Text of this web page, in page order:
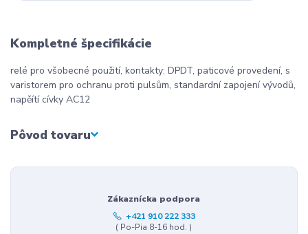
Kompletné špecifikácie
relé pro všobecné použití, kontakty: DPDT, paticové provedení, s
varistorem pro ochranu proti pulsům, standardní zapojení vývodů,
napěítí cívky AC12
Pôvod tovaru
Zákaznícka podpora
+421 910 222 333
( Po-Pia 8-16 hod. )